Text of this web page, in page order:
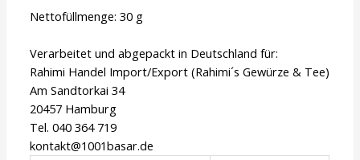
Nettofüllmenge: 30 g
Verarbeitet und abgepackt in Deutschland für:
Rahimi Handel Import/Export (Rahimi´s Gewürze & Tee)
Am Sandtorkai 34
20457 Hamburg
Tel. 040 364 719
kontakt@1001basar.de